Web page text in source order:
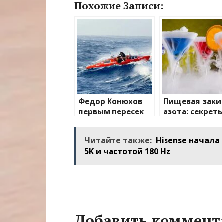
Похожие Записи:
Федор Конюхов
первым пересек
весельной лодке
Пищевая
азота:
Читайте также: Hisense
5K и частотой 180 Hz